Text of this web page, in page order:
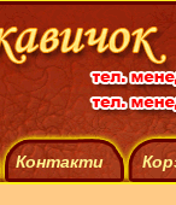
Контакти